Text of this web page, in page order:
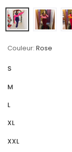
Couleur: Rose
S
M
L
XL
XXL